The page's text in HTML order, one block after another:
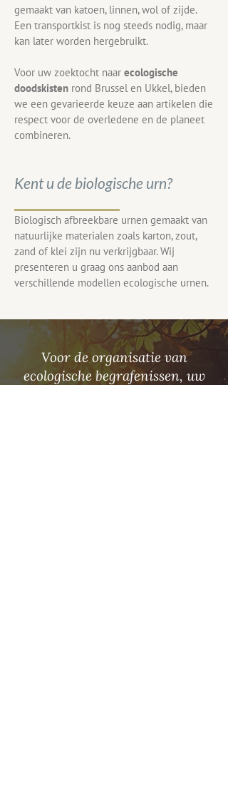
gemaakt van katoen, linnen, wol of zijde.
Een transportkist is nog steeds nodig, maar
kan later worden hergebruikt.
Voor uw zoektocht naar ecologische
doodskisten rond Brussel en Ukkel, bieden
we een gevarieerde keuze aan artikelen die
respect voor de overledene en de planeet
combineren.
Kent u de biologische urn?
Biologisch afbreekbare urnen gemaakt van
natuurlijke materialen zoals karton, zout,
zand of klei zijn nu verkrijgbaar. Wij
presenteren u graag ons aanbod aan
verschillende modellen ecologische urnen.
Voor de organisatie van
ecologische begrafenissen, uw